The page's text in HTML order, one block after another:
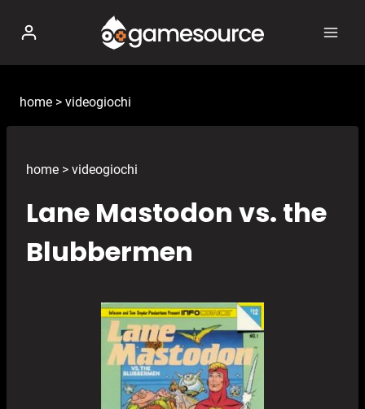
contenuto
home > videogiochi
home > videogiochi
Lane Mastodon vs. the
Blubbermen